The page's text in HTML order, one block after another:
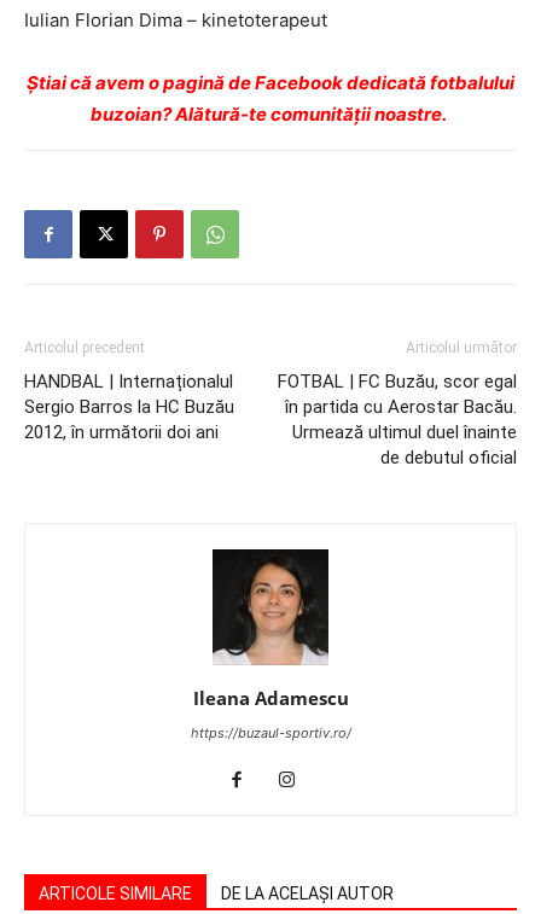
Iulian Florian Dima – kinetoterapeut
Ştiai că avem o pagină de Facebook dedicată fotbalului
buzoian? Alătură-te comunității noastre.
Articolul precedent
HANDBAL | Internaționalul
Sergio Barros la HC Buzău
2012, în următorii doi ani
Articolul următor
FOTBAL | FC Buzău, scor egal
în partida cu Aerostar Bacău.
Urmează ultimul duel înainte
de debutul oficial
Ileana Adamescu
https://buzaul-sportiv.ro/
ARTICOLE SIMILARE DE LA ACELAȘI AUTOR